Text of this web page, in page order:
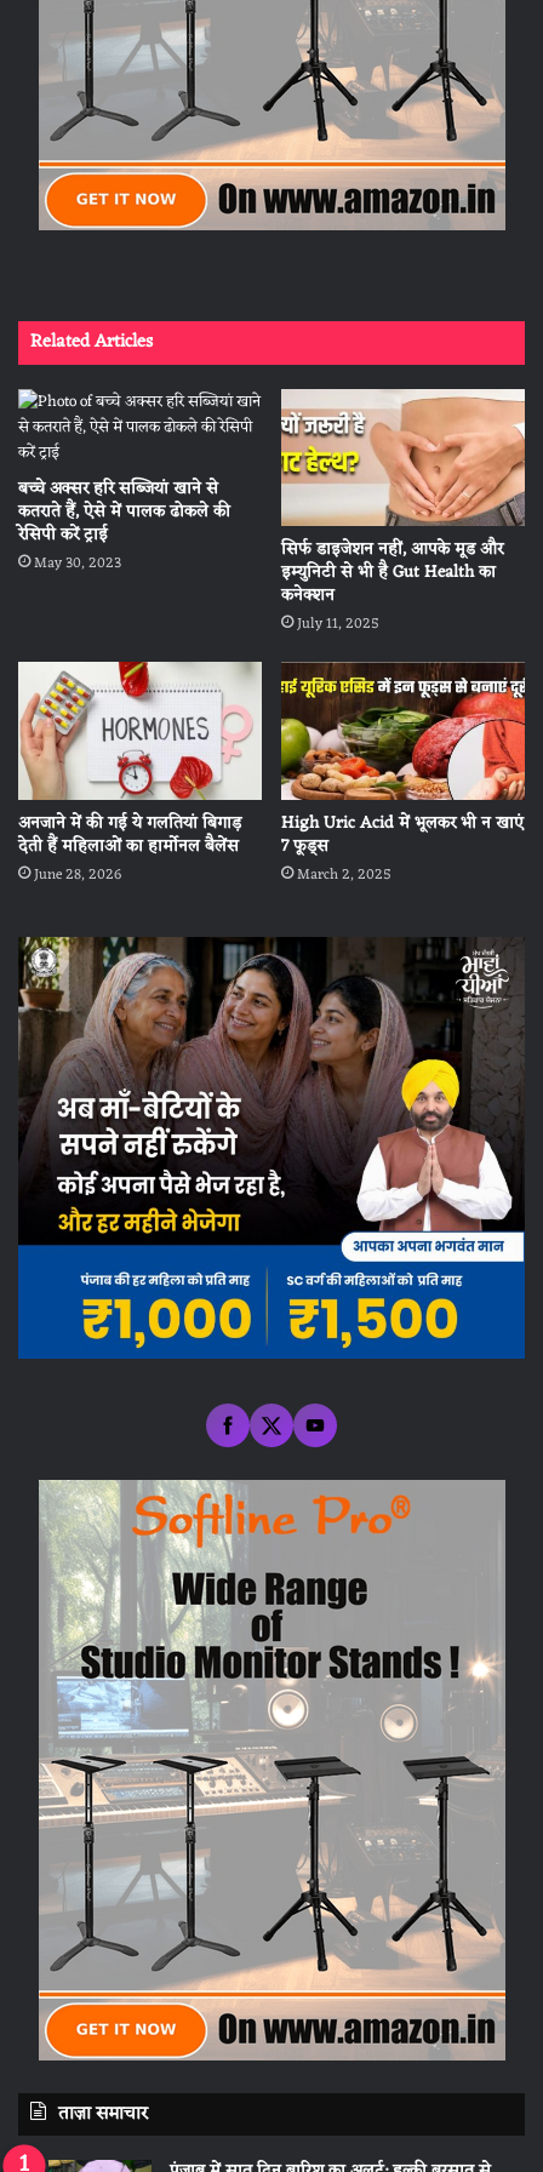
Related Articles
बच्चे अक्सर हरि सब्जियां खाने से
कतराते हैं, ऐसे में पालक ढोकले की
रेसिपी करें ट्राई
May 30, 2023 सिर्फ डाइजेशन नहीं, आपके मूड और
इम्युनिटी से भी है Gut Health का
कनेक्शन
July 11, 2025
अनजाने में की गई ये गलतियां बिगाड़
देती हैं महिलाओं का हार्मोनल बैलेंस
June 28, 2026
High Uric Acid में भूलकर भी न खाएं
7 फूड्स
March 2, 2025
ताज़ा समाचार